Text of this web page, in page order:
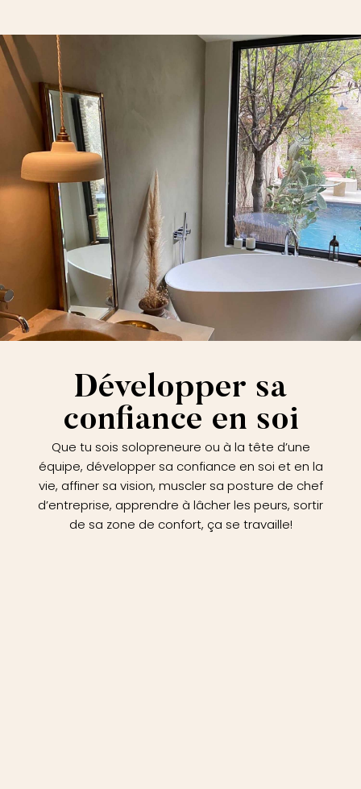
Développer sa
confiance en soi
Que tu sois solopreneure ou à la tête d’une
équipe, développer sa confiance en soi et en la
vie, affiner sa vision, muscler sa posture de chef
d’entreprise, apprendre à lâcher les peurs, sortir
de sa zone de confort, ça se travaille!